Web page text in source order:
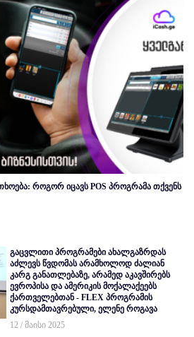
როგორ იცავს POS პროგრამა თქვენს
გაცვლითი პროგრამები ახალგაზრდას
აძლევს წვდომას არამხოლოდ ძალიან
კარგ განათლებაზე, არამედ აკავშირებს
ევროპისა და ამერიკის მოქალაქეებს
ქართველებთან - FLEX პროგრამის
კურსდამთავრებული, ელენე როგავა
12 / მაისი 2025